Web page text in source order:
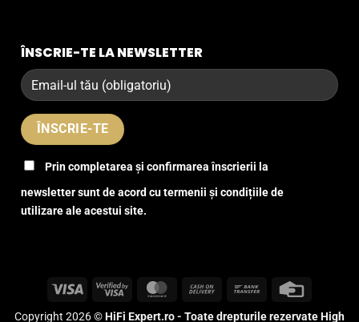
ÎNSCRIE-TE LA NEWSLETTER
Prin completarea și confirmarea înscrierii la
newsletter sunt de acord cu termenii și condițiile de
utilizare ale acestui site.
Visa
Visa
MasterCardCash
Bank
Copyright 2026 ©HiFi Expert.ro - Toate drepturile rezervate High